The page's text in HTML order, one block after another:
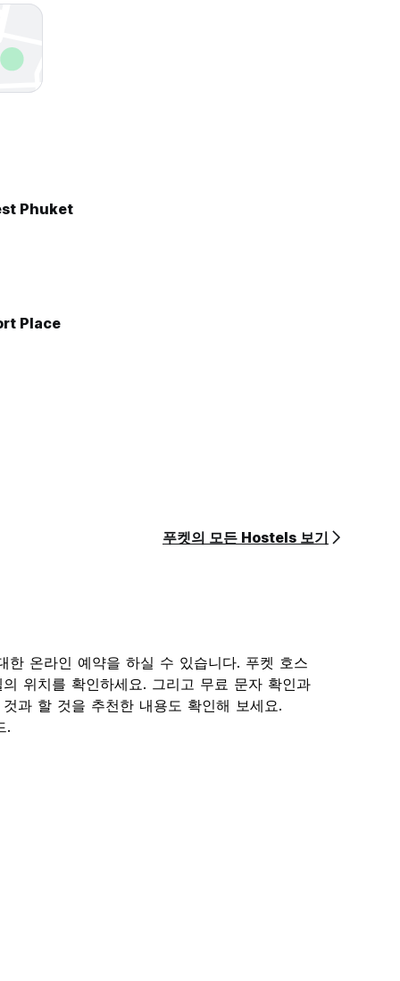
Phuket
Place
푸켓의 모든 Hostels 보기
온라인 예약을 하실 수 있습니다. 푸켓 호스
위치를 확인하세요. 그리고 무료 문자 확인과
과 할 것을 추천한 내용도 확인해 보세요.
.